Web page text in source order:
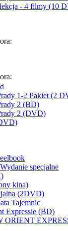
- 4 filmy (10
1-2 Pakiet (2
2 (BD)
2 (DVD)
specjalne
kina)
(2DVD)
Tajemnic
Expressie (BD)
ORIENT